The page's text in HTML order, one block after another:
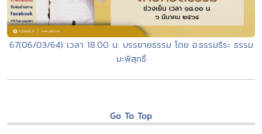
67(06/03/64) เวลา 18.00 น. บรรยายธรรม โดย อ.ธรรมธีระ ธรรม
มะพิสุทธิ์
Go To Top